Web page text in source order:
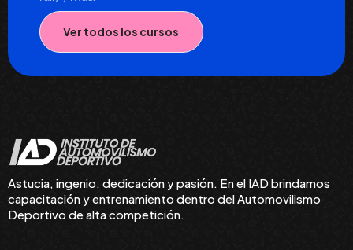
Ver todos los cursos
Astucia, ingenio, dedicación y pasión. En el IAD brindamos
capacitación y entrenamiento dentro del Automovilismo
Deportivo de alta competición.